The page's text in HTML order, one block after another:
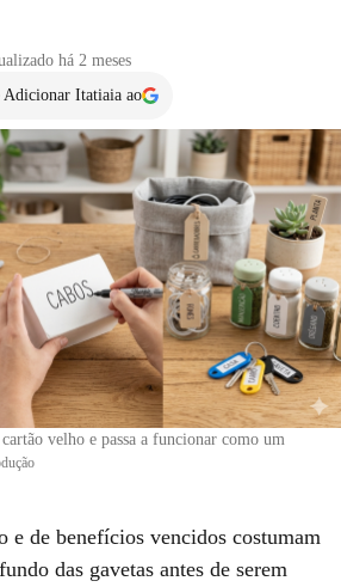
há 2 meses
Adicionar Itatiaia ao
velho e passa a funcionar como um
e de benefícios vencidos costumam
das gavetas antes de serem